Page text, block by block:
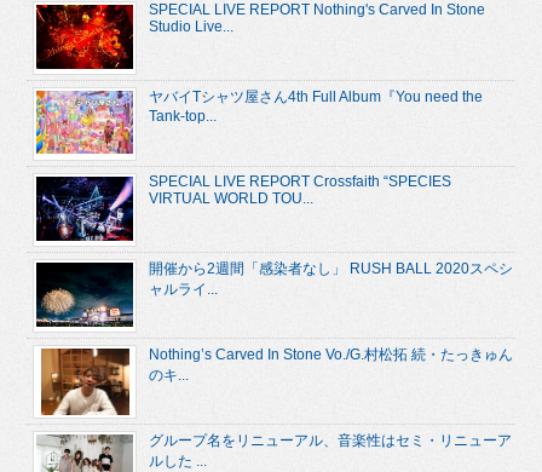
SPECIAL LIVE REPORT Nothing's Carved In Stone
Studio Live...
ヤバイTシャツ屋さん4th Full Album『You need the
Tank-top...
SPECIAL LIVE REPORT Crossfaith “SPECIES
VIRTUAL WORLD TOU...
開催から2週間「感染者なし」 RUSH BALL 2020スペシ
ャルライ...
Nothing’s Carved In Stone Vo./G.村松拓 続・たっきゅん
のキ...
グループ名をリニューアル、音楽性はセミ・リニューア
ルした ...